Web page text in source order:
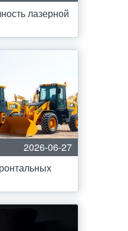
лазерной
2026-06-27